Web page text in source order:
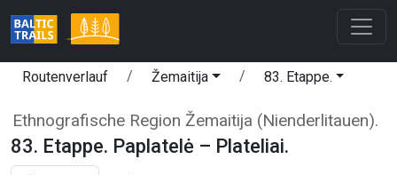
Routenverlauf Žemaitija 83. Etappe.
Ethnografische Region Žemaitija (Nienderlitauen).
83. Etappe. Paplatelė – Plateliai.